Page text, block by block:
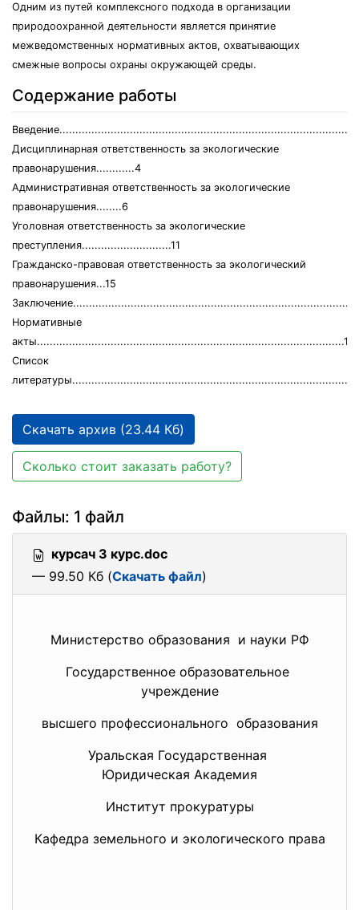
Одним из путей комплексного подхода в организации
природоохранной деятельности является принятие
межведомственных нормативных актов, охватывающих
смежные вопросы охраны окружающей среды.
Содержание работы
Дисциплинарная ответственность за экологические
правонарушения............4
Административная ответственность за экологические
правонарушения........6
Уголовная ответственность за экологические
преступления............................11
Гражданско-правовая ответственность за экологический
правонарушения...15
Нормативные
акты................................................................................................19
Список
Скачать архив (23.44 Кб)
Сколько стоит заказать работу?
Файлы: 1 файл
курсач 3 курс.doc
— 99.50 Кб (Скачать файл)
Министерство образования и науки РФ
Государственное образовательное
учреждение
высшего профессионального образования
Уральская Государственная
Юридическая Академия
Институт прокуратуры
Кафедра земельного и экологического права